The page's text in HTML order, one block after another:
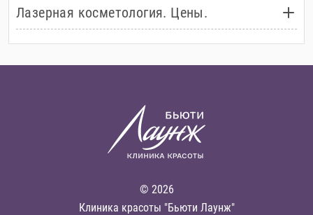
Лазерная косметология. Цены.
© 2026
Клиника красоты "Бьюти Лаунж"